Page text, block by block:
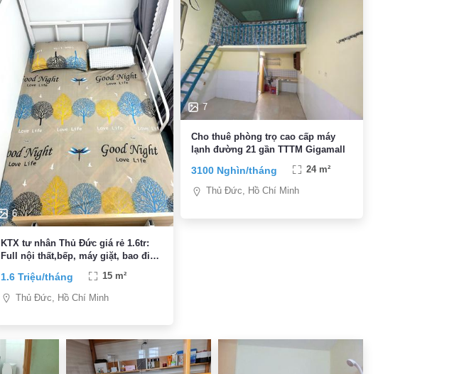
6
KTX tư nhân Thủ Đức giá rẻ 1.6tr:
Full nội thất,bếp, máy giặt, bao điện
1.6 Triệu/tháng 15 m²
Thủ Đức, Hồ Chí Minh
7
Cho thuê phòng trọ cao cấp máy
lạnh đường 21 gần TTTM Gigamall
3100 Nghìn/tháng 24 m²
Thủ Đức, Hồ Chí Minh